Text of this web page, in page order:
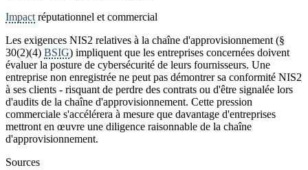
Impact réputationnel et commercial
Les exigences NIS2 relatives à la chaîne d'approvisionnement (§
30(2)(4) BSIG) impliquent que les entreprises concernées doivent
évaluer la posture de cybersécurité de leurs fournisseurs. Une
entreprise non enregistrée ne peut pas démontrer sa conformité NIS2
à ses clients - risquant de perdre des contrats ou d'être signalée lors
d'audits de la chaîne d'approvisionnement. Cette pression
commerciale s'accélérera à mesure que davantage d'entreprises
mettront en œuvre une diligence raisonnable de la chaîne
d'approvisionnement.
Sources